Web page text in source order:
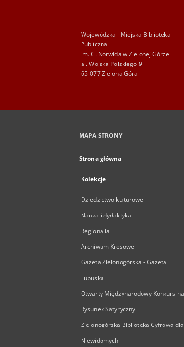
Wojewódzka i Miejska Biblioteka
Publiczna
im. C. Norwida w Zielonej Górze
al. Wojska Polskiego 9
65-077 Zielona Góra
MAPA STRONY
Strona główna
Kolekcje
Dziedzictwo kulturowe
Nauka i dydaktyka
Regionalia
Archiwum Kresowe
Gazeta Zielonogórska - Gazeta
Lubuska
Otwarty Międzynarodowy Konkurs na
Rysunek Satyryczny
Zielonogórska Biblioteka Cyfrowa dla
Niewidomych